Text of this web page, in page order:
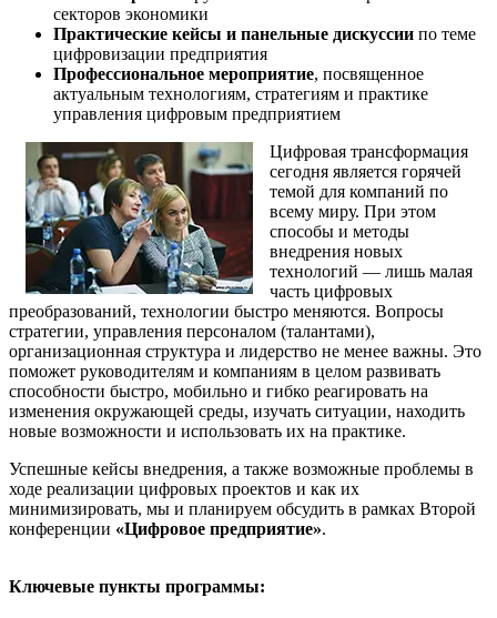
секторов экономики
Практические кейсы и панельные дискуссии по теме
цифровизации предприятия
Профессиональное мероприятие, посвященное
актуальным технологиям, стратегиям и практике
управления цифровым предприятием
Цифровая трансформация
сегодня является горячей
темой для компаний по
всему миру. При этом
способы и методы
внедрения новых
технологий — лишь малая
часть цифровых
преобразований, технологии быстро меняются. Вопросы
стратегии, управления персоналом (талантами),
организационная структура и лидерство не менее важны. Это
поможет руководителям и компаниям в целом развивать
способности быстро, мобильно и гибко реагировать на
изменения окружающей среды, изучать ситуации, находить
новые возможности и использовать их на практике.
Успешные кейсы внедрения, а также возможные проблемы в
ходе реализации цифровых проектов и как их
минимизировать, мы и планируем обсудить в рамках Второй
конференции «Цифровое предприятие».
Ключевые пункты программы: